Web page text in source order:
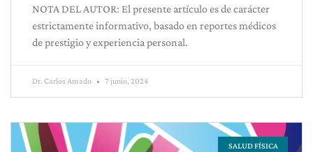
NOTA DEL AUTOR: El presente artículo es de carácter
estrictamente informativo, basado en reportes médicos
de prestigio y experiencia personal.
Dr. Carlos Amado 7 junio, 2024
SALUD FÍSICA